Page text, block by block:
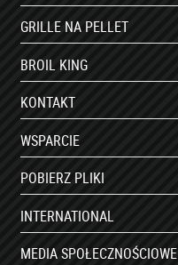
GRILLE NA PELLET
BROIL KING
KONTAKT
WSPARCIE
POBIERZ PLIKI
INTERNATIONAL
MEDIA SPOŁECZNOŚCIOWE